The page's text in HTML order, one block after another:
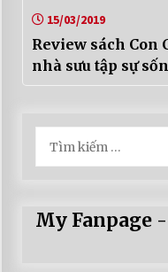
15/03/2019
Review sách Con
nhà sưu tập sự
kiếm
cho:
My Fanpage